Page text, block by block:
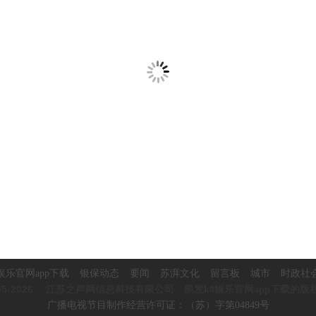
乐官网app下载 银保动态 要闻 苏湃文化 留言板 城市 时政社
广播电视节目制作经营许可证：（苏）字第04849号